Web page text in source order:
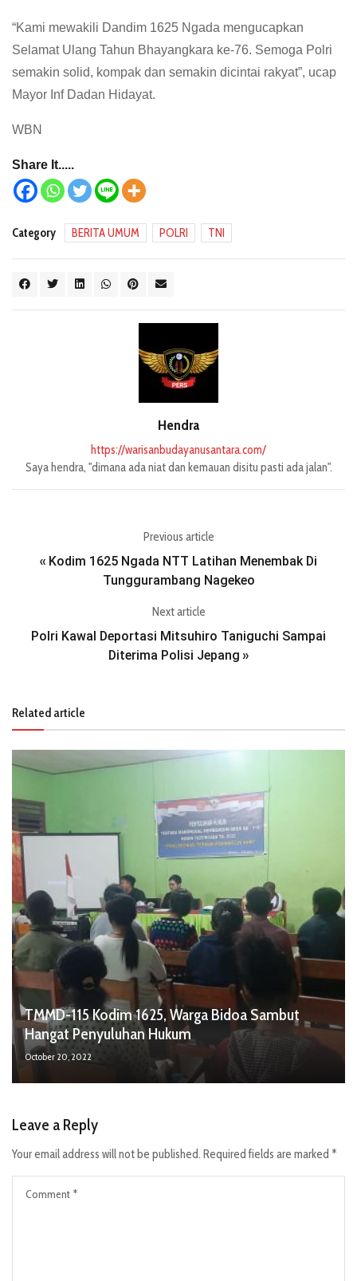
“Kami mewakili Dandim 1625 Ngada mengucapkan
Selamat Ulang Tahun Bhayangkara ke-76. Semoga Polri
semakin solid, kompak dan semakin dicintai rakyat”, ucap
Mayor Inf Dadan Hidayat.
WBN
Share It.....
Category BERITA UMUM POLRI TNI
Hendra
https://warisanbudayanusantara.com/
Saya hendra, "dimana ada niat dan kemauan disitu pasti ada jalan".
Previous article
« Kodim 1625 Ngada NTT Latihan Menembak Di
Tunggurambang Nagekeo
Next article
Polri Kawal Deportasi Mitsuhiro Taniguchi Sampai
Diterima Polisi Jepang »
Related article
TMMD-115 Kodim 1625, Warga Bidoa Sambut
Hangat Penyuluhan Hukum
October 20, 2022
Leave a Reply
Your email address will not be published. Required fields are marked *